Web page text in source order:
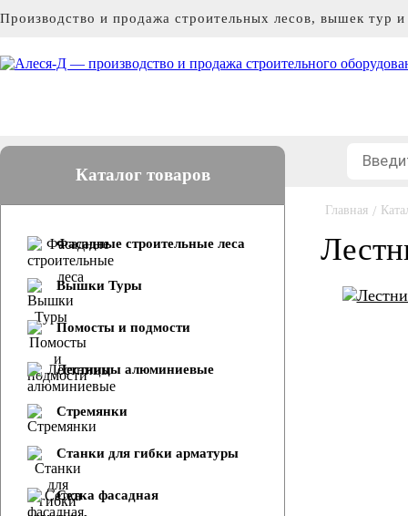
Производство и продажа строительных лесов, вышек тур
Каталог товаров
Фасадные строительные леса
Вышки Туры
Помосты и подмости
Лестницы алюминиевые
Стремянки
Cтанки для гибки арматуры
Сетка фасадная
Главная /